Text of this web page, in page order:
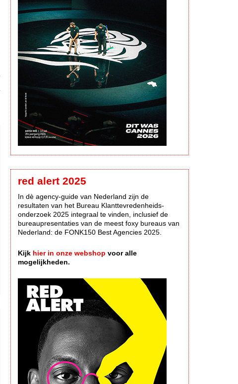
red alert 2025
In dè agency-guide van Nederland zijn de
resultaten van het Bureau Klanttevredenheids-
onderzoek 2025 integraal te vinden, inclusief de
bureaupresentaties van de meest foxy bureaus van
Nederland: de FONK150 Best Agencies 2025.
Kijk hier in onze webshop voor alle
mogelijkheden.